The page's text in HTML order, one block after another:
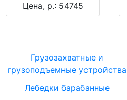
Цена, р.: 54745
Грузозахватные и
грузоподъемные устройства
Лебедки барабанные